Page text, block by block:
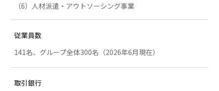
（6）人材派遣・アウトソーシング事業
従業員数
141名、グループ全体300名（2026年6月現在）
取引銀行